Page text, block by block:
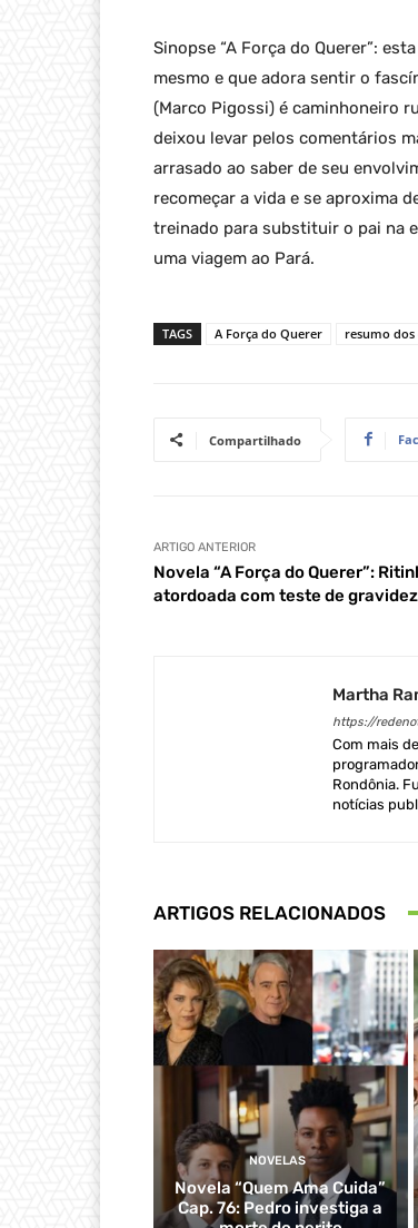
Sinopse “A Força do Querer”:
mesmo e que adora sentir o
(Marco Pigossi) é caminhoneiro
deixou levar pelos comentários
arrasado ao saber de seu
recomeçar a vida e se aproxima
treinado para substituir o pai na
uma viagem ao Pará.
TAGS A Força do Querer resumo
Compartilhado
ARTIGO ANTERIOR
Novela “A Força do Querer”:
atordoada com teste de gravidez
Martha
https://
Com mais
Rondônia.
notícias
ARTIGOS RELACIONADOS
NOVELAS
Novela “Quem Ama Cuida”
Cap. 76: Pedro investiga a